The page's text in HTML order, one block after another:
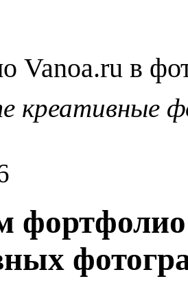
Vanoa.ru в
креативные
фортфолио